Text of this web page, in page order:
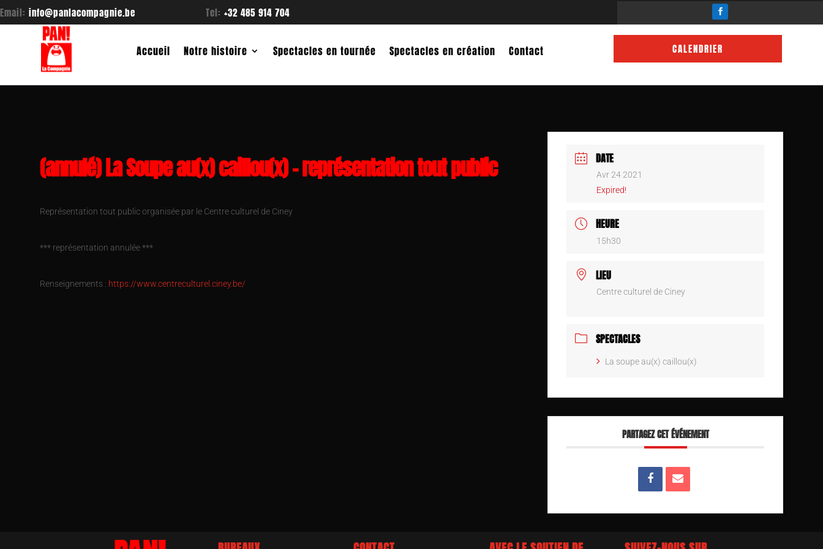
Email: info@panlacompagnie.be Tel: +32 485 914 704
Accueil Notre histoire Spectacles en tournée Spectacles en création Contact CALENDRIER
(annulé) La Soupe au(x) caillou(x) – représentation tout public
Représentation tout public organisée par le Centre culturel de Ciney
*** représentation annulée ***
Renseignements : https://www.centreculturel.ciney.be/
DATE
Avr 24 2021
Expired!
HEURE
15h30
LIEU
Centre culturel de Ciney
SPECTACLES
La soupe au(x) caillou(x)
PARTAGEZ CET ÉVÉNEMENT